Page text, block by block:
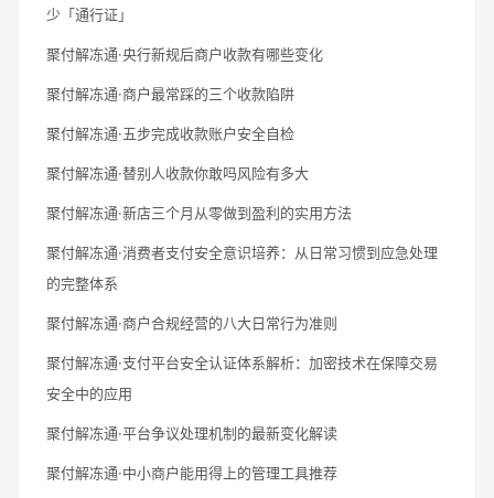
少「通行证」
聚付解冻通·央行新规后商户收款有哪些变化
聚付解冻通·商户最常踩的三个收款陷阱
聚付解冻通·五步完成收款账户安全自检
聚付解冻通·替别人收款你敢吗风险有多大
聚付解冻通·新店三个月从零做到盈利的实用方法
聚付解冻通·消费者支付安全意识培养：从日常习惯到应急处理
的完整体系
聚付解冻通·商户合规经营的八大日常行为准则
聚付解冻通·支付平台安全认证体系解析：加密技术在保障交易
安全中的应用
聚付解冻通·平台争议处理机制的最新变化解读
聚付解冻通·中小商户能用得上的管理工具推荐